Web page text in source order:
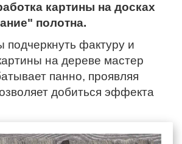
картины на досках
полотна.
подчеркнуть фактуру и
на дереве мастер
панно, проявляя
добиться эффекта